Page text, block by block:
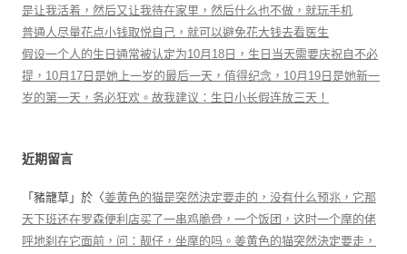
是让我活着，然后又让我待在家里，然后什么也不做，就玩手机
普通人尽量花点小钱取悦自己，就可以避免花大钱去看医生
假设一个人的生日通常被认定为10月18日，生日当天需要庆祝自不必
提，10月17日是她上一岁的最后一天，值得纪念，10月19日是她新一
岁的第一天，务必狂欢。故我建议：生日小长假连放三天！
近期留言
「 豬籠草 」於〈姜黄色的猫是突然決定要走的，没有什么预兆，它那
天下班还在罗森便利店买了一串鸡脆骨，一个饭团，这时一个摩的佬
呼地刹在它面前，问：靓仔，坐摩的吗。姜黄色的猫突然決定要走，